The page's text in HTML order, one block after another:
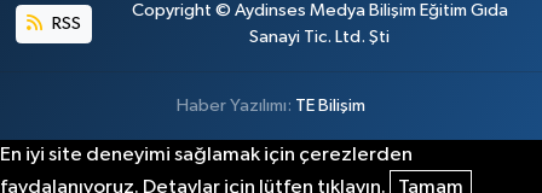
RSS
Copyright © Aydinses Medya Bilişim Eğitim Gıda
Sanayi Tic. Ltd. Şti
Haber Yazılımı: TE Bilişim
En iyi site deneyimi sağlamak için çerezlerden
faydalanıyoruz. Detaylar için lütfen tıklayın.
Tamam